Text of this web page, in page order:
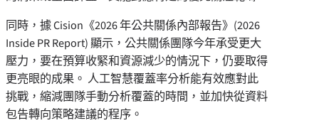
同時，據 Cision《2026 年公共關係內部報告》(2026
Inside PR Report) 顯示，公共關係團隊今年承受更大
壓力，要在預算收緊和資源減少的情況下，仍要取得
更亮眼的成果。 人工智慧覆蓋率分析能有效應對此
挑戰，縮減團隊手動分析覆蓋的時間，並加快從資料
包告轉向策略建議的程序。